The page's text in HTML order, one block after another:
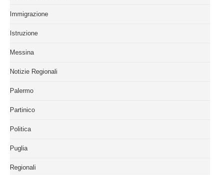
Immigrazione
Istruzione
Messina
Notizie Regionali
Palermo
Partinico
Politica
Puglia
Regionali